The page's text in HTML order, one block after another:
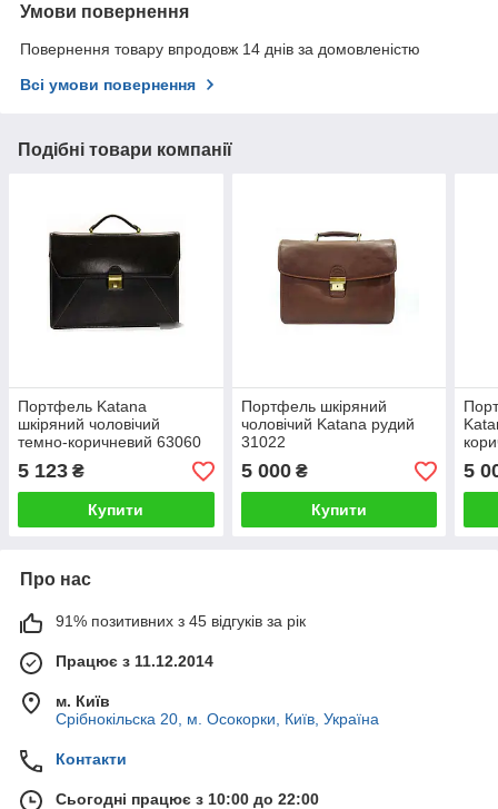
Умови повернення
Повернення товару впродовж 14 днів за домовленістю
Всі умови повернення
Подібні товари компанії
Портфель Katana
шкіряний чоловічий
темно-коричневий 63060
5 123 ₴
Купити
Портфель шкіряний
чоловічий Katana рудий
31022
5 000₴
Купити
5
Про нас
91% позитивних з 45 відгуків за рік
Працює з 11.12.2014
м. Київ
Срібнокільска 20, м. Осокорки, Київ, Україна
Контакти
Сьогодні працює з 10:00 до 22:00